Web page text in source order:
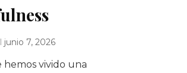
junio 7, 2026
vivido una